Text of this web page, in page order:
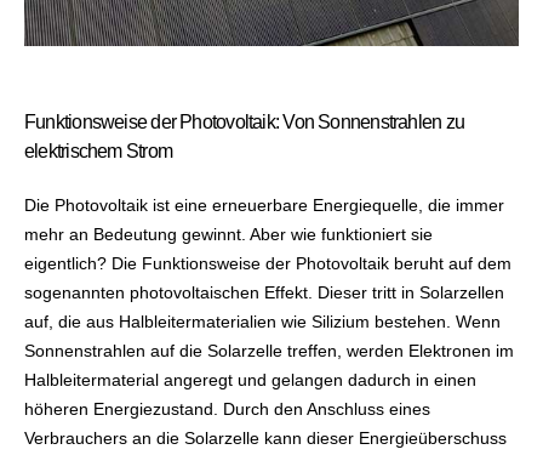
Funktionsweise der Photovoltaik: Von Sonnenstrahlen zu
elektrischem Strom
Die Photovoltaik ist eine erneuerbare Energiequelle, die immer
mehr an Bedeutung gewinnt. Aber wie funktioniert sie
eigentlich? Die Funktionsweise der Photovoltaik beruht auf dem
sogenannten photovoltaischen Effekt. Dieser tritt in Solarzellen
auf, die aus Halbleitermaterialien wie Silizium bestehen. Wenn
Sonnenstrahlen auf die Solarzelle treffen, werden Elektronen im
Halbleitermaterial angeregt und gelangen dadurch in einen
höheren Energiezustand. Durch den Anschluss eines
Verbrauchers an die Solarzelle kann dieser Energieüberschuss